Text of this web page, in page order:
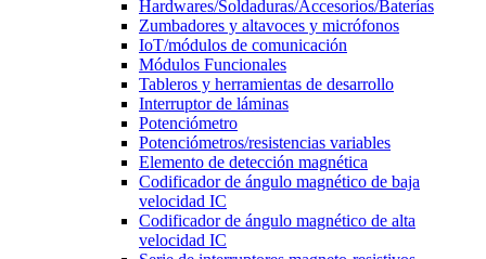
Hardwares/Soldaduras/Accesorios/Baterías
Zumbadores y altavoces y micrófonos
IoT/módulos de comunicación
Módulos Funcionales
Tableros y herramientas de desarrollo
Interruptor de láminas
Potenciómetro
Potenciómetros/resistencias variables
Elemento de detección magnética
Codificador de ángulo magnético de baja
velocidad IC
Codificador de ángulo magnético de alta
velocidad IC